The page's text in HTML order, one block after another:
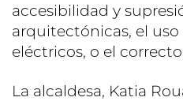
accesibilidad y
arquitectónicas, el
eléctricos, o el
La alcaldesa, Katia